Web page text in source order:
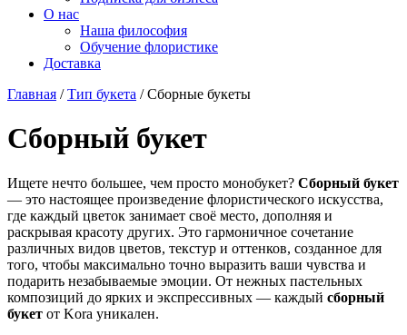
О нас
Наша философия
Обучение флористике
Доставка
Главная / Тип букета /Сборные букеты
Сборный букет
Ищете нечто большее, чем просто монобукет? Сборный букет
— это настоящее произведение флористического искусства,
где каждый цветок занимает своё место, дополняя и
раскрывая красоту других. Это гармоничное сочетание
различных видов цветов, текстур и оттенков, созданное для
того, чтобы максимально точно выразить ваши чувства и
подарить незабываемые эмоции. От нежных пастельных
композиций до ярких и экспрессивных — каждый сборный
букет от Kora уникален.